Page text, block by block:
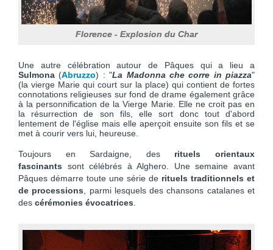
Florence - Explosion du Char
Une autre célébration autour de Pâques qui a lieu a
Sulmona (Abruzzo) : "La Madonna che corre in piazza"
(la vierge Marie qui court sur la place) qui contient de fortes
connotations religieuses sur fond de drame également grâce
à la personnification de la Vierge Marie. Elle ne croit pas en
la résurrection de son fils, elle sort donc tout d'abord
lentement de l'église mais elle aperçoit ensuite son fils et se
met à courir vers lui, heureuse.
Toujours en Sardaigne, des rituels orientaux
fascinants sont célébrés à Alghero. Une semaine avant
Pâques démarre toute une série de rituels traditionnels et
de processions , parmi lesquels des chansons catalanes et
des cérémonies évocatrices